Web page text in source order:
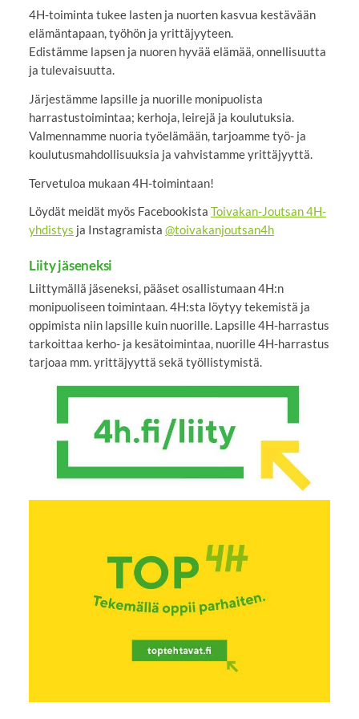
4H-toiminta tukee lasten ja nuorten kasvua kestävään
elämäntapaan, työhön ja yrittäjyyteen.
Edistämme lapsen ja nuoren hyvää elämää, onnellisuutta
ja tulevaisuutta.
Järjestämme lapsille ja nuorille monipuolista
harrastustoimintaa; kerhoja, leirejä ja koulutuksia.
Valmennamme nuoria työelämään, tarjoamme työ- ja
koulutusmahdollisuuksia ja vahvistamme yrittäjyyttä.
Tervetuloa mukaan 4H-toimintaan!
Löydät meidät myös Facebookista Toivakan-Joutsan 4H-
yhdistys ja Instagramista @toivakanjoutsan4h
Liity jäseneksi
Liittymällä jäseneksi, pääset osallistumaan 4H:n
monipuoliseen toimintaan. 4H:sta löytyy tekemistä ja
oppimista niin lapsille kuin nuorille. Lapsille 4H-harrastus
tarkoittaa kerho- ja kesätoimintaa, nuorille 4H-harrastus
tarjoaa mm. yrittäjyyttä sekä työllistymistä.